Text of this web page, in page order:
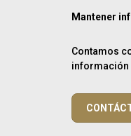
Mantener
Contamos
información